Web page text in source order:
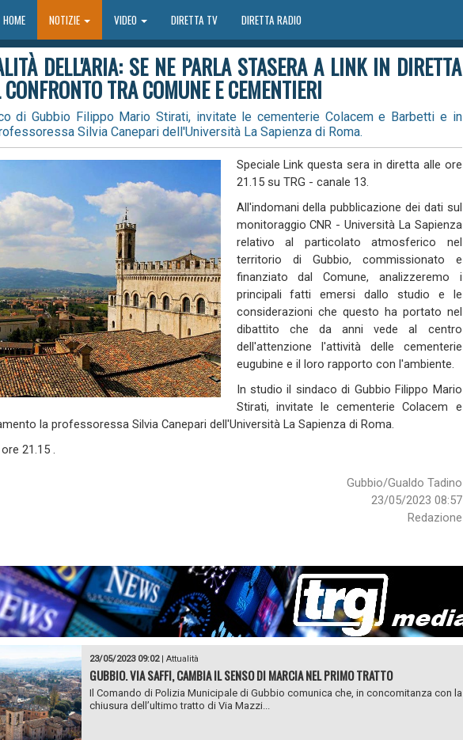
HOMEHOME NOTIZIE VIDEO DIRETTA TV DIRETTA RADIO
DELL'ARIA: SE NE PARLA STASERA A LINK IN DIRETTA
TRA COMUNE E CEMENTIERI
di Gubbio Filippo Mario Stirati, invitate le cementerie Colacem e Barbetti e in
Silvia Canepari dell'Università La Sapienza di Roma.
Speciale Link questa sera in diretta alle ore
21.15 su TRG - canale 13.
All'indomani della pubblicazione dei dati sul
monitoraggio CNR - Università La Sapienza
relativo al particolato atmosferico nel
territorio di Gubbio, commissionato e
finanziato dal Comune, analizzeremo i
principali fatti emersi dallo studio e le
considerazioni che questo ha portato nel
dibattito che da anni vede al centro
dell'attenzione l'attività delle cementerie
eugubine e il loro rapporto con l'ambiente.
In studio il sindaco di Gubbio Filippo Mario
Stirati, invitate le cementerie Colacem e
la professoressa Silvia Canepari dell'Università La Sapienza di Roma.
21.15 .
Gubbio/Gualdo Tadino
23/05/2023 08:57
Redazione
23/05/2023 09:02| Attualità
GUBBIO. VIA SAFFI, CAMBIA IL SENSO DI MARCIA NEL PRIMO TRATTO
Il Comando di Polizia Municipale di Gubbio comunica che, in concomitanza con la
chiusura dell’ultimo tratto di Via Mazzi...